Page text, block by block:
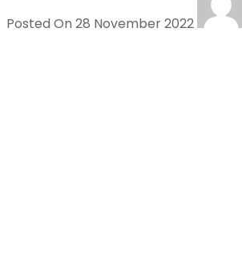
Posted On 28 November 2022